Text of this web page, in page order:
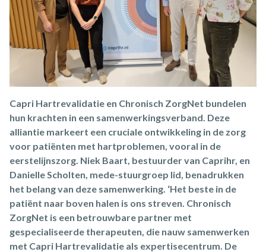
Capri Hartrevalidatie en Chronisch ZorgNet bundelen
hun krachten in een samenwerkingsverband. Deze
alliantie markeert een cruciale ontwikkeling in de zorg
voor patiënten met hartproblemen, vooral in de
eerstelijnszorg. Niek Baart, bestuurder van Caprihr, en
Danielle Scholten, mede-stuurgroep lid, benadrukken
het belang van deze samenwerking. ‘Het beste in de
patiënt naar boven halen is ons streven. Chronisch
ZorgNet is een betrouwbare partner met
gespecialiseerde therapeuten, die nauw samenwerken
met Capri Hartrevalidatie als expertisecentrum. De